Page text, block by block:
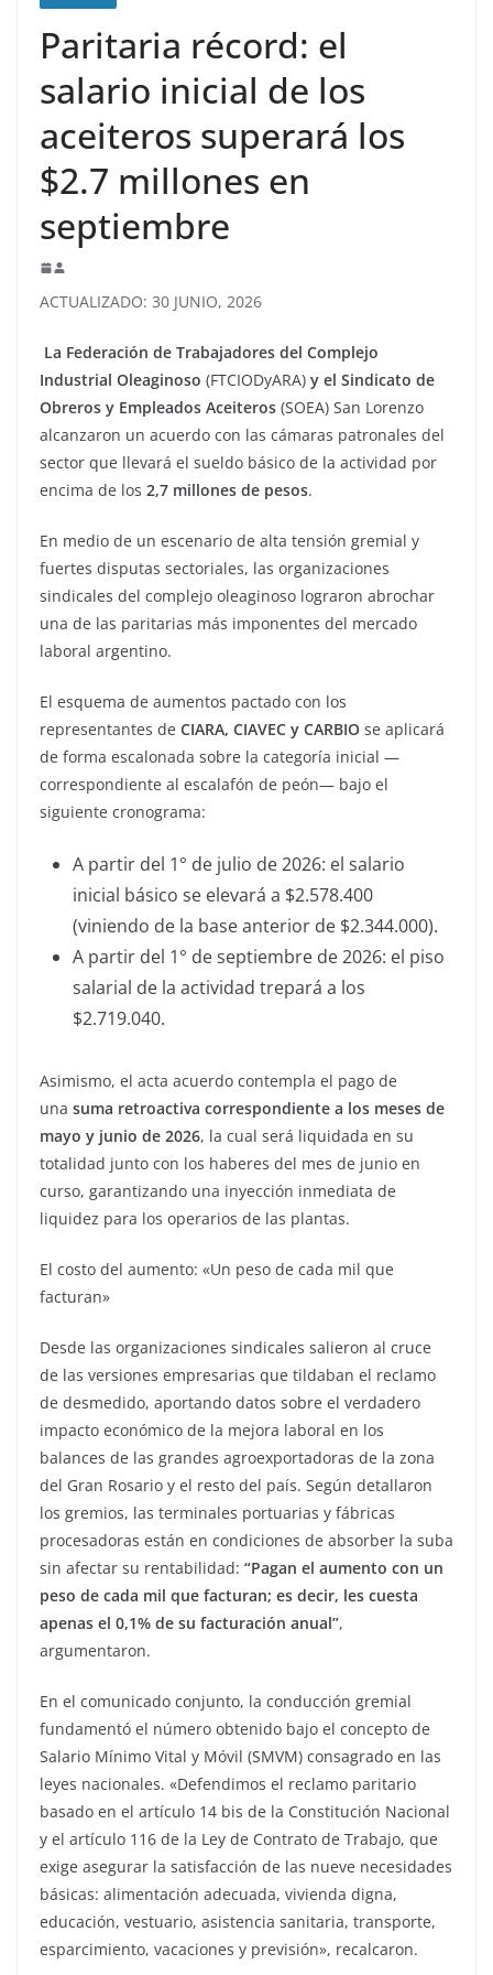
Paritaria récord: el
salario inicial de los
aceiteros superará los
$2.7 millones en
septiembre
ACTUALIZADO: 30 JUNIO, 2026
La Federación de Trabajadores del Complejo
Industrial Oleaginoso (FTCIODyARA) y el Sindicato de
Obreros y Empleados Aceiteros (SOEA) San Lorenzo
alcanzaron un acuerdo con las cámaras patronales del
sector que llevará el sueldo básico de la actividad por
encima de los 2,7 millones de pesos.
En medio de un escenario de alta tensión gremial y
fuertes disputas sectoriales, las organizaciones
sindicales del complejo oleaginoso lograron abrochar
una de las paritarias más imponentes del mercado
laboral argentino.
El esquema de aumentos pactado con los
representantes de CIARA, CIAVEC y CARBIO se aplicará
de forma escalonada sobre la categoría inicial —
correspondiente al escalafón de peón— bajo el
siguiente cronograma:
A partir del 1° de julio de 2026: el salario
inicial básico se elevará a $2.578.400
(viniendo de la base anterior de $2.344.000).
A partir del 1° de septiembre de 2026: el piso
salarial de la actividad trepará a los
$2.719.040.
Asimismo, el acta acuerdo contempla el pago de
una suma retroactiva correspondiente a los meses de
mayo y junio de 2026, la cual será liquidada en su
totalidad junto con los haberes del mes de junio en
curso, garantizando una inyección inmediata de
liquidez para los operarios de las plantas.
El costo del aumento: «Un peso de cada mil que
facturan»
Desde las organizaciones sindicales salieron al cruce
de las versiones empresarias que tildaban el reclamo
de desmedido, aportando datos sobre el verdadero
impacto económico de la mejora laboral en los
balances de las grandes agroexportadoras de la zona
del Gran Rosario y el resto del país. Según detallaron
los gremios, las terminales portuarias y fábricas
procesadoras están en condiciones de absorber la suba
sin afectar su rentabilidad: “Pagan el aumento con un
peso de cada mil que facturan; es decir, les cuesta
apenas el 0,1% de su facturación anual”,
argumentaron.
En el comunicado conjunto, la conducción gremial
fundamentó el número obtenido bajo el concepto de
Salario Mínimo Vital y Móvil (SMVM) consagrado en las
leyes nacionales. «Defendimos el reclamo paritario
basado en el artículo 14 bis de la Constitución Nacional
y el artículo 116 de la Ley de Contrato de Trabajo, que
exige asegurar la satisfacción de las nueve necesidades
básicas: alimentación adecuada, vivienda digna,
educación, vestuario, asistencia sanitaria, transporte,
esparcimiento, vacaciones y previsión», recalcaron.